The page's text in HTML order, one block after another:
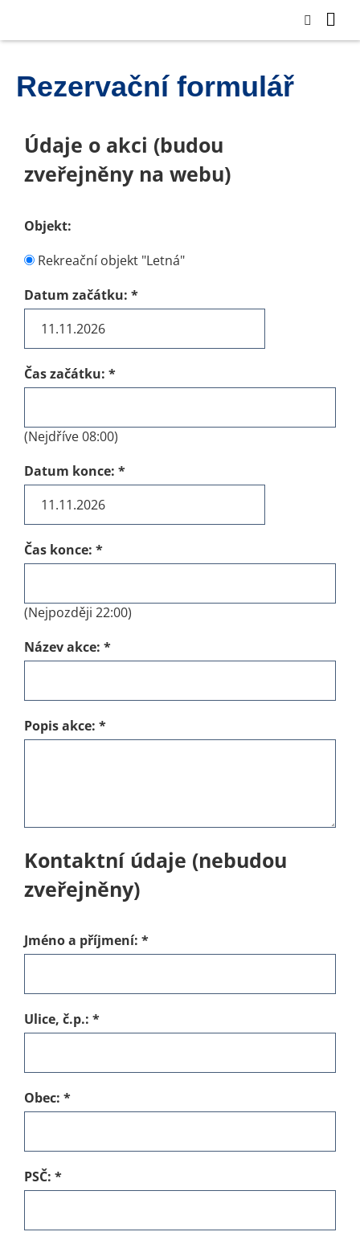
Rezervační formulář
Údaje o akci (budou
zveřejněny na webu)
Objekt:
Rekreační objekt "Letná"
Datum začátku: *
Čas začátku: *
(Nejdříve 08:00)
Datum konce: *
Čas konce: *
(Nejpozději 22:00)
Název akce: *
Popis akce: *
Kontaktní údaje (nebudou
zveřejněny)
Jméno a příjmení: *
Ulice, č.p.: *
Obec: *
PSČ: *